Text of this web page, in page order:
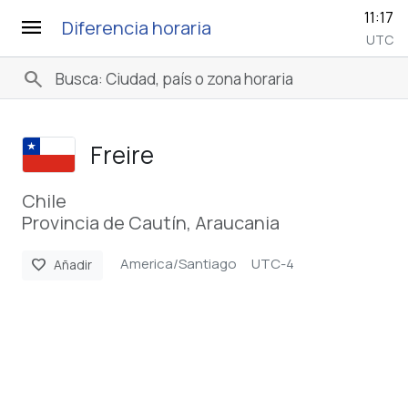
menu Diferencia horaria 11:17
UTC
search
Freire
Chile
Provincia de Cautín, Araucania
favorite Añadir America/Santiago UTC-4